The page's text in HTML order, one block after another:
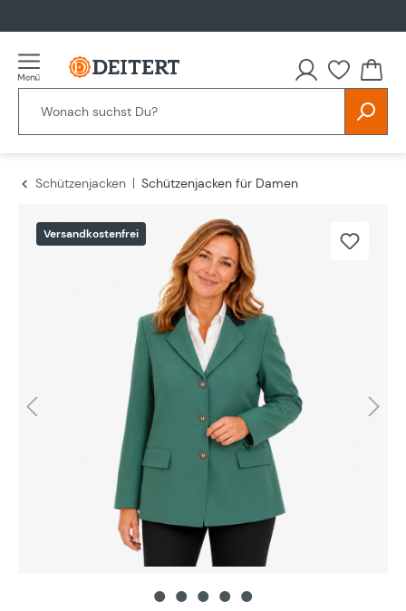
Schützenjacken
Schützenjacken für Damen
Versandkostenfrei